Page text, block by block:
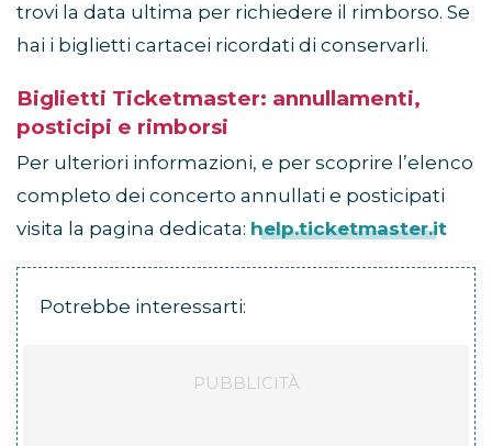
trovi la data ultima per richiedere il rimborso. Se
hai i biglietti cartacei ricordati di conservarli.
Biglietti Ticketmaster: annullamenti,
posticipi e rimborsi
Per ulteriori informazioni, e per scoprire l’elenco
completo dei concerto annullati e posticipati
visita la pagina dedicata: help.ticketmaster.it
Potrebbe interessarti: